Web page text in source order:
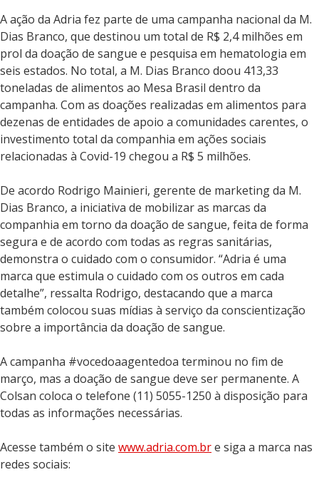
A ação da Adria fez parte de uma campanha nacional da M.
Dias Branco, que destinou um total de R$ 2,4 milhões em
prol da doação de sangue e pesquisa em hematologia em
seis estados. No total, a M. Dias Branco doou 413,33
toneladas de alimentos ao Mesa Brasil dentro da
campanha. Com as doações realizadas em alimentos para
dezenas de entidades de apoio a comunidades carentes, o
investimento total da companhia em ações sociais
relacionadas à Covid-19 chegou a R$ 5 milhões.
De acordo Rodrigo Mainieri, gerente de marketing da M.
Dias Branco, a iniciativa de mobilizar as marcas da
companhia em torno da doação de sangue, feita de forma
segura e de acordo com todas as regras sanitárias,
demonstra o cuidado com o consumidor. “Adria é uma
marca que estimula o cuidado com os outros em cada
detalhe”, ressalta Rodrigo, destacando que a marca
também colocou suas mídias à serviço da conscientização
sobre a importância da doação de sangue.
A campanha #vocedoaagentedoa terminou no fim de
março, mas a doação de sangue deve ser permanente. A
Colsan coloca o telefone (11) 5055-1250 à disposição para
todas as informações necessárias.
Acesse também o site www.adria.com.bre siga a marca nas
redes sociais: